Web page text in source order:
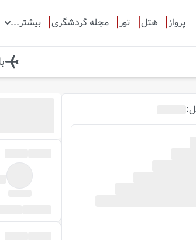
پرواز هتل تور مجله گردشگری بیشتر...
: